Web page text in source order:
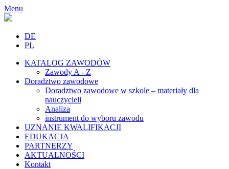
Menu
DE
PL
KATALOG ZAWODÓW
Zawody A - Z
Doradztwo zawodowe
Doradztwo zawodowe w szkole – materiały dla
nauczycieli
Analiza
instrument do wyboru zawodu
UZNANIE KWALIFIKACJI
EDUKACJA
PARTNERZY
AKTUALNOŚCI
Kontakt